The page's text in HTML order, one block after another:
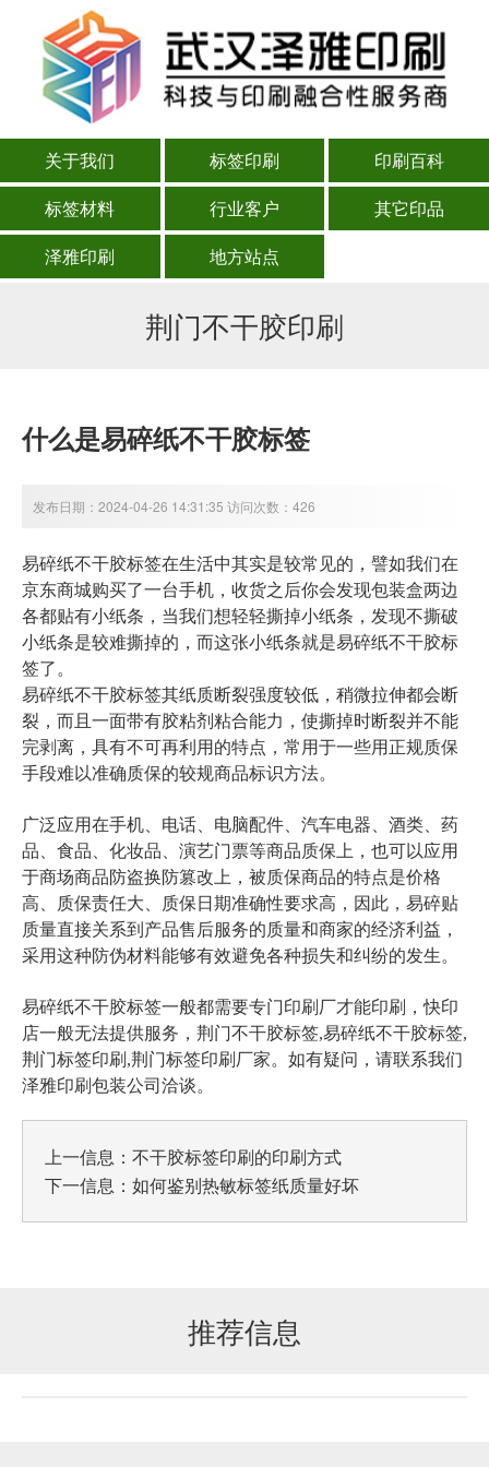
关于我们 标签印刷
印刷百科
标签材料
行业客户
其它印品
泽雅印刷
地方站点
荆门不干胶印刷
什么是易碎纸不干胶标签
发布日期：2024-04-26 14:31:35 访问次数：426
易碎纸不干胶标签在生活中其实是较常见的，譬如我们在
京东商城购买了一台手机，收货之后你会发现包装盒两边
各都贴有小纸条，当我们想轻轻撕掉小纸条，发现不撕破
小纸条是较难撕掉的，而这张小纸条就是易碎纸不干胶标
签了。
易碎纸不干胶标签其纸质断裂强度较低，稍微拉伸都会断
裂，而且一面带有胶粘剂粘合能力，使撕掉时断裂并不能
完剥离，具有不可再利用的特点，常用于一些用正规质保
手段难以准确质保的较规商品标识方法。
广泛应用在手机、电话、电脑配件、汽车电器、酒类、药
品、食品、化妆品、演艺门票等商品质保上，也可以应用
于商场商品防盗换防篡改上，被质保商品的特点是价格
高、质保责任大、质保日期准确性要求高，因此，易碎贴
质量直接关系到产品售后服务的质量和商家的经济利益，
采用这种防伪材料能够有效避免各种损失和纠纷的发生。
易碎纸不干胶标签一般都需要专门印刷厂才能印刷，快印
店一般无法提供服务， 荆门不干胶标签,易碎纸不干胶标签,
荆门标签印刷,荆门标签印刷厂家。如有疑问，请联系我们
泽雅印刷包装公司洽谈。
上一信息： 不干胶标签印刷的印刷方式
下一信息： 如何鉴别热敏标签纸质量好坏
推荐信息